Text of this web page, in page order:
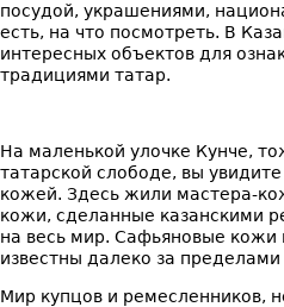
посудой, украшениями,
есть, на что посмотреть. В
интересных объектов для
традициями татар.
На маленькой улочке Кунче,
татарской слободе, вы
кожей. Здесь жили мастера-
кожи, сделанные казанскими
на весь мир. Сафьяновые кожи
известны далеко за пределами
Мир купцов и ремесленников,